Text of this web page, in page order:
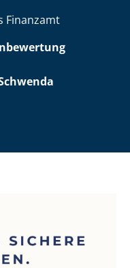
Finanzamt